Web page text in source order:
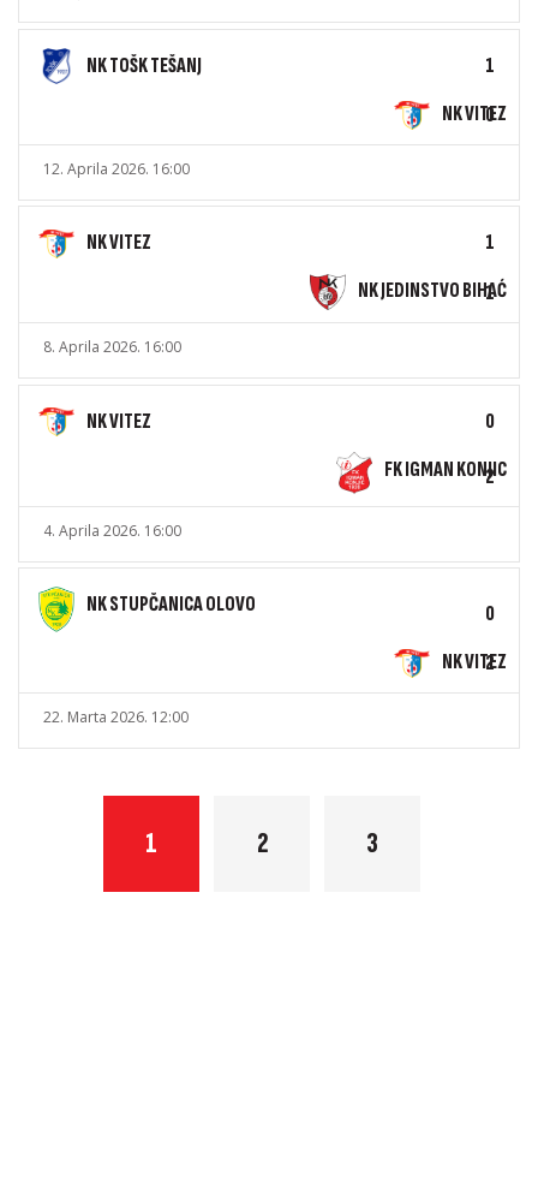
NK TOŠK TEŠANJ
1
NK VITEZ
0
12. Aprila 2026. 16:00
NK VITEZ
1
NK JEDINSTVO BIHAĆ
1
8. Aprila 2026. 16:00
NK VITEZ
0
FK IGMAN KONJIC
2
4. Aprila 2026. 16:00
NK STUPČANICA OLOVO
0
NK VITEZ
2
22. Marta 2026. 12:00
1 2 3